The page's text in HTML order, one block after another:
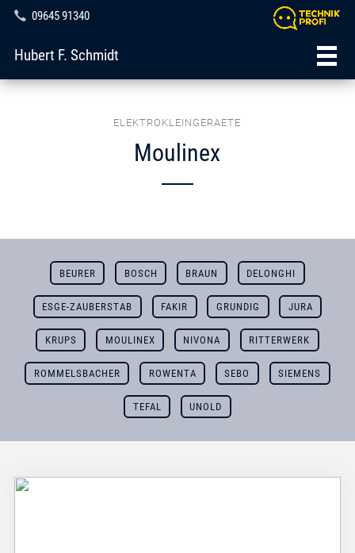
09645 91340
Hubert F. Schmidt
ELEKTROKLEINGERAETE
Moulinex
BEURER BOSCH BRAUN DELONGHI
ESGE-ZAUBERSTAB FAKIR GRUNDIG JURA
KRUPS MOULINEX NIVONA RITTERWERK
ROMMELSBACHER ROWENTA SEBO SIEMENS
TEFAL UNOLD